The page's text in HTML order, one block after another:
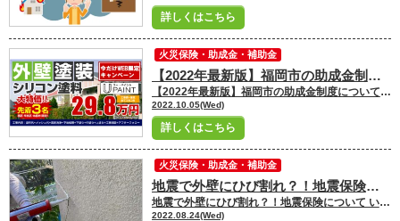
詳しくはこちら
【2022年最新版】福岡市の助成金制度について
【2022年最新版】福岡市の助成金制度について いつも現場ブログをご覧いただき ありがとうございます！ 福岡市、糸島市の 屋根・外壁塗装は 塗装専門店ユーペイントへ お任せください！！★☆ ＼ブログ毎日更新中／ 福岡市・糸島市にお住いの皆さんこんにちは！ 福岡市・糸島市地域密着の塗装専門店ユーペイント ショールームスタッフの岩佐です
2022.10.05(Wed)
詳しくはこちら
火災保険・助成金・補助金
地震で外壁にひび割れ？！地震保険について
地震で外壁にひび割れ？！地震保険について いつも現場ブログをご覧いただき ありがとうございます！ 福岡市、糸島市の 外壁塗装は 外壁塗装専門店ユーペイントへ お任せください！！★☆ ＼ブログ毎日更新中／ 福岡市、糸島市にお住いの皆さんこんにちは。 福岡市・糸島市地域密着の塗装専門店ユーペイントです。 ユーペイントスタッフの三村です(^^)/ 多く目にする『地震』のニュース。 いつどこで起こるか分からない地震に備え 外壁の知識をつけておきましょう。 地震後に外壁を見てみたら 『外壁にひび割れが？！』 『直すのにいくらかかるの？』 と地震後にお悩みになる方もいらっしゃっるかもしれません。 大切なお家に外壁がひび割れてしまったら不安ですよね。 何とかしたくても、どうしたら良いのか分からない方や費用など不安な方も多いかと思います。 しかし、地震が原因での外壁のひび割れや破損は、地震保険が対象となります。 保険に加入されている方であれば保険対応で修繕できる可能性があります。 今回は、地震保険の申請条件と申請の流れを解説していきたいと思います。 費用負担を減らして、修繕工事を行っていきましょう。 福岡市・糸島市の外壁塗装・屋根塗装のことなら塗装専門店のユーペイントへご連絡お待ちしております。 [myphp file='comContactTel'] 地震後のひび割れは保険で直せる可能性あり！ 地震が原因で外壁のひび割れは修繕できる可能性があります。 理由は、地震による外壁破損も対象だからです。 ただし、細かい申請条件もあります。 地震保険に加入されている方は、申請条件と申請の流れをチェックしていきましょう。 申請できる条件 外壁のひび割れが地震保険で申請できる条件は以下の通りです。 ●地震保険に入っている ●被害に遭った場所が外壁部分 ●一部損以上の被害 【適用外になる可能性があるケース】 ●被害規模が小さい（一部損に満たない） ●門塀・ブロック塀等、付属物のみの被害 ●地震発生から時間が経過している ●地震以外が原因 ※詳細な申請方法は保険会社によって多少異なりますので、ご加入の保険会社の申請条件をチェックしましょう。 申請の流れ 申請の流れをご紹介します。 地震発生後は保険会社も混みあいます。 流れを事前に把握しておくことが大切です。 ※保険会社によって申請の流れも変わってくる場合があります。ご加入の保険をご確認下さい。 ①加入している保険会社に損害を連絡 →外壁修繕をしてくれるリフォーム業者にも点検を依頼 ↓ ②損害保険の鑑定人が現地調査 ↓ ③保険の可否連絡 ↓ ④保険金入金 →修繕工事契約 【注意】『保険料で無料で直せますよ』という訪問業者には注意！！ 大きな地震や台風などの自然災害が起こった後は、 『保険で無料で修理できますよ』と営業に来る訪問業者が急増します。 しかし、保険金で修繕できるかは 実際に鑑定人に調査してもらわなければ判定できません。 先に工事を契約してしまうと、 いざ保険がきかなかった時に自己負担になります。 調査前に修繕されてしまうと、 保険が下りるはずだった損害も 下りなくなってしまいます。 修繕工事を契約するのは必ず保険会社から調査を終えてから行いましょう。 そして、無料で直せることを強引に推してくる業者には注意が必要です。 まとめ いかがでしたでしょうか？ 地震後にひび割れが入ってしまった場合は放っておかず修繕・修理がする事が大切です。 地震保険に加入している方は、保険を活用して修繕費用の負担を軽減する事をおすすめします。 地震後も安心して暮らしていけるように、最適な対応をしていきましょう！ ꙳✧˖°⌖꙳✧˖°⌖꙳✧˖°⌖꙳✧˖°⌖꙳✧˖°⌖꙳✧˖°⌖꙳✧˖°⌖꙳✧˖°꙳✧˖°⌖꙳✧˖°⌖꙳✧˖°⌖꙳✧˖°⌖꙳✧˖°⌖꙳✧˖°⌖꙳✧˖°⌖꙳✧˖° ▼屋根・外壁塗装のお問合せ・お見積り（無料）はこちら▼ 【福岡市・糸島市地域密着の塗装専門店ユーペイント】 〒819-0038 福岡県福岡市西区羽根戸168-1 【TEL】092-707-5400 【FAX】092-707-5402 【HP】 https://u-paint.jp/ ꙳✧˖°⌖꙳✧˖°⌖꙳✧˖°⌖꙳✧˖°⌖꙳✧˖°⌖꙳✧˖°⌖꙳✧˖°⌖꙳✧˖°꙳✧˖°⌖꙳✧˖°⌖꙳✧˖°⌖꙳✧˖°⌖꙳✧˖°⌖꙳✧˖°⌖꙳✧˖°⌖꙳✧˖° 福岡市・糸島市の外壁塗装・屋根塗装のことなら塗装専門店のユーペイントへご連絡お待ちしております。 [myphp file='comContactTel'] ＼累計関連棟数20,000棟以上／ ユーペイントが選ばれるのには理由があるんです！！ ユーペイントが選ばれる理由とは？？ ユーペイントは福岡市西区にショールームを構えております！ ショールームでは ・概算見積もりや費用相談ができる！ ・人気メーカーを複数まとめて一度に比較ができる！ ・実際の施工事例などを見ることができる！ ・カラーシミュレーションができる！ ▼来店予約はこちらから 福岡県福岡市の大家さん必見！！ ユーペイントはアパート・マンションの塗装も行っております！ お持ちの物件の資産価値を向上させましょう
2022.08.24(Wed)
火災保険・助成金・補助金